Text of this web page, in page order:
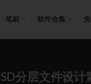
笔刷 软件合集
分层文件设计